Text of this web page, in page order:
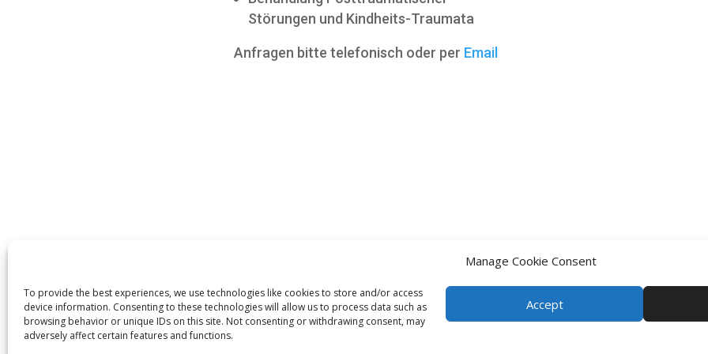
Manage Cookie Consent
To provide the best experiences, we use technologies like cookies to store and/or access
device information. Consenting to these technologies will allow us to process data such as
browsing behavior or unique IDs on this site. Not consenting or withdrawing consent, may
adversely affect certain features and functions.
Accept
Störungen und Kindheits-Traumata
Anfragen bitte telefonisch oder per Email